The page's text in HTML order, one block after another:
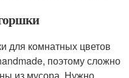
для комнатных цветов
поэтому сложно